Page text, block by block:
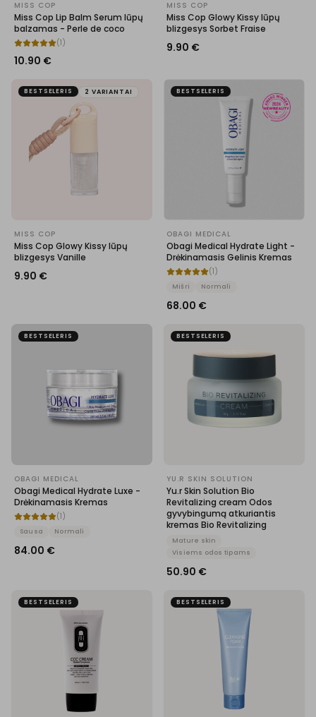
MISS COP
Miss Cop Lip Balm Serum lūpų
balzamas - Perle de coco
(1 )
10.90 €
MISS COP
Miss Cop Glowy Kissy lūpų
blizgesys Sorbet Fraise
9.90 €
BESTSELERIS 2 VARIANTAI
MISS COP
Miss Cop Glowy Kissy lūpų
blizgesys Vanille
9.90 €
BESTSELERIS
OBAGI MEDICAL
Obagi Medical Hydrate Light -
Drėkinamasis Gelinis Kremas
(1 )
Mišri Normali
68.00 €
BESTSELERIS
OBAGI MEDICAL
Obagi Medical Hydrate Luxe -
Drėkinamasis Kremas
(1 )
Sausa Normali
84.00 €
BESTSELERIS
YU.R SKIN SOLUTION
Yu.r Skin Solution Bio
Revitalizing cream Odos
gyvybingumą atkuriantis
kremas Bio Revitalizing
Mature skin
Visiems odos tipams
50.90 €
BESTSELERIS BESTSELERIS